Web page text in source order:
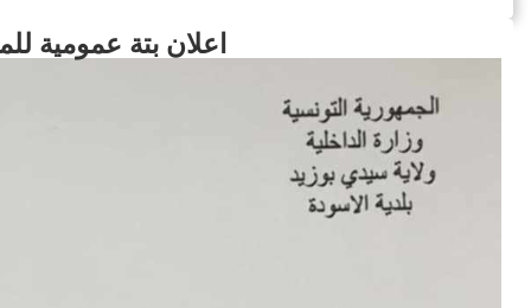
اعلان بتة عمومية